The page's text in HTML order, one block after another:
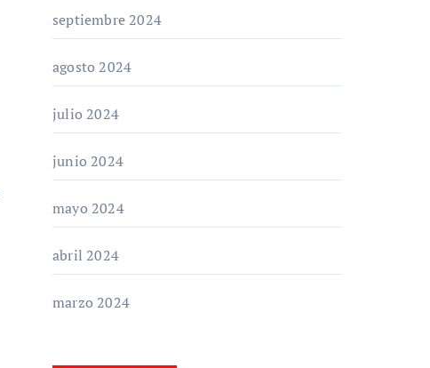
septiembre 2024
agosto 2024
julio 2024
junio 2024
mayo 2024
abril 2024
marzo 2024